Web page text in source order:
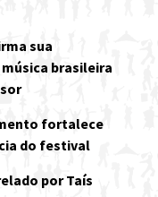
sua
brasileira
fortalece
do festival
por Taís